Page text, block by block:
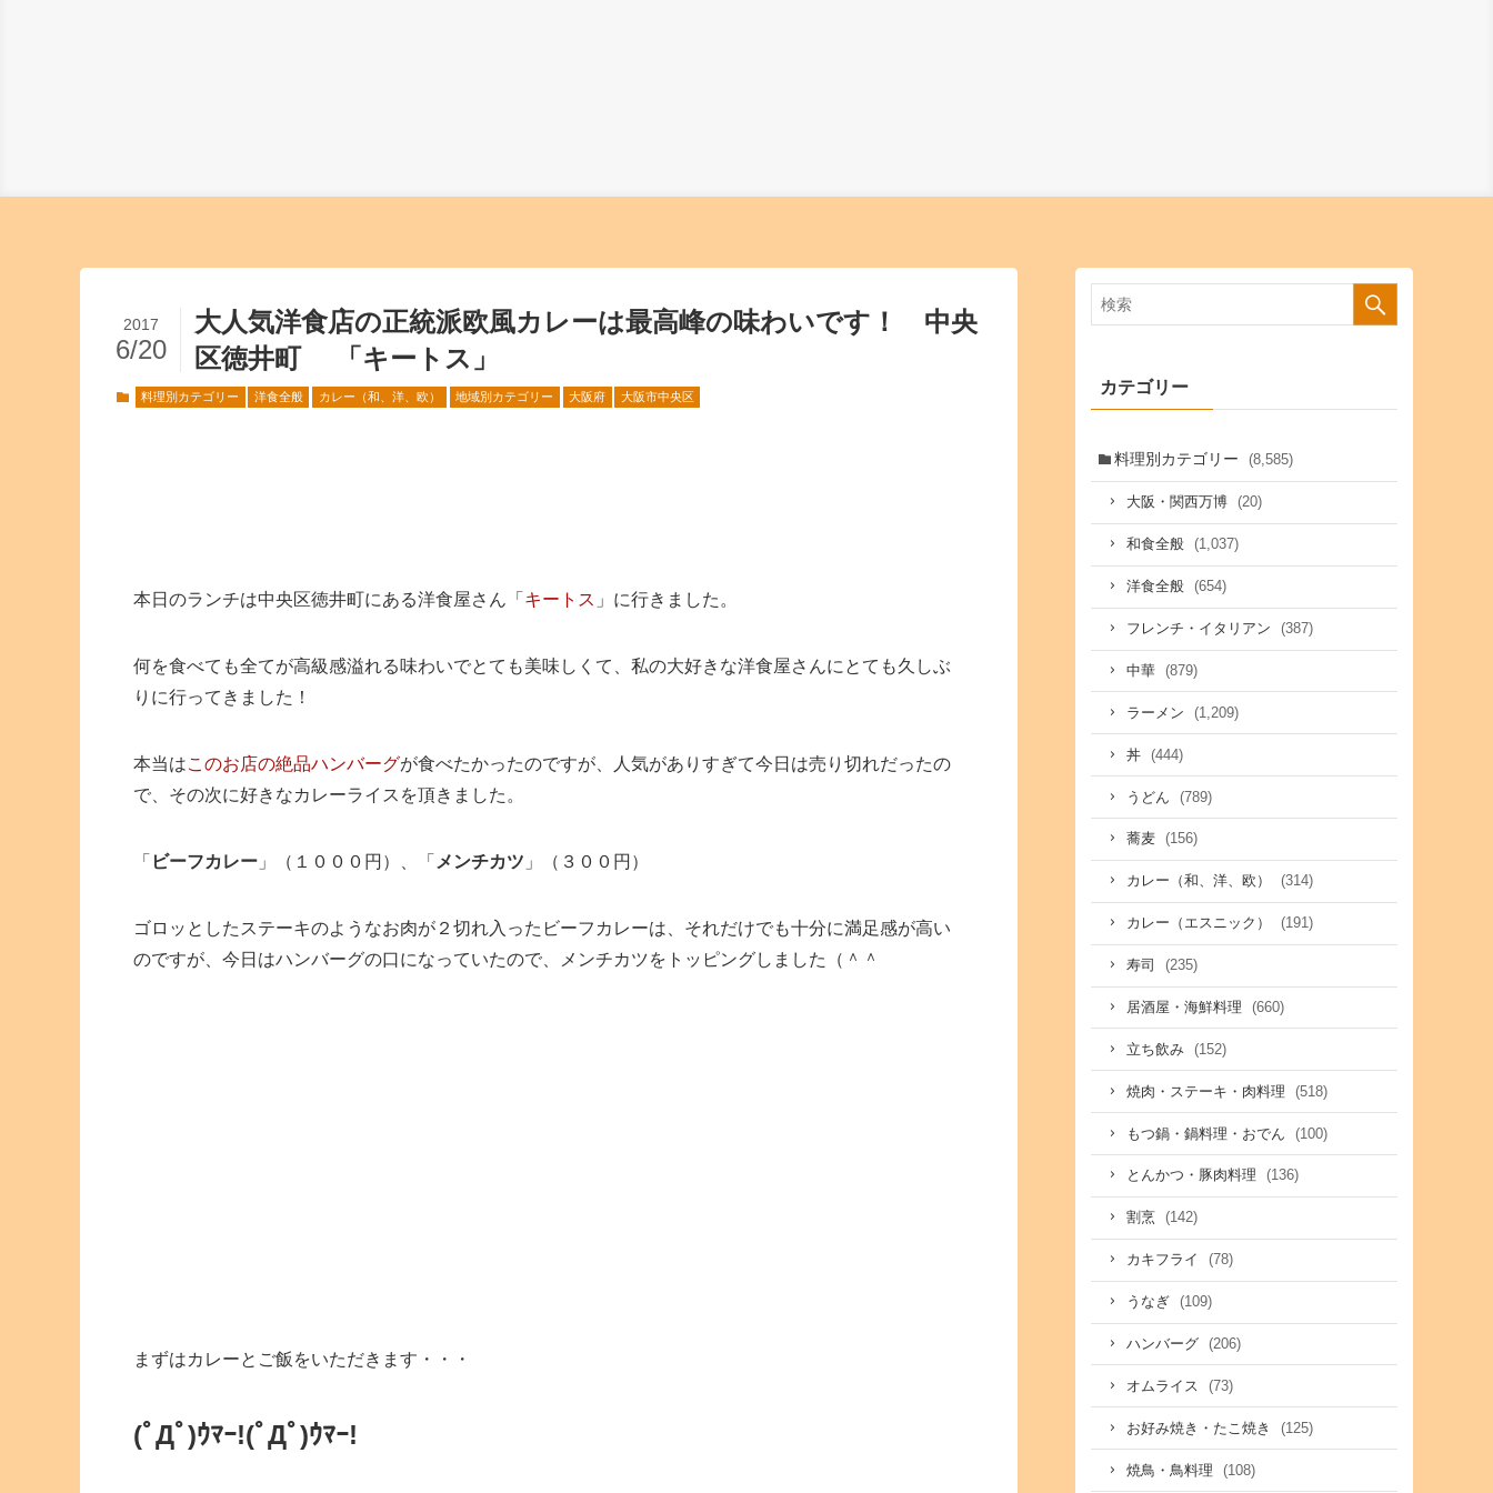
大人気洋食店の正統派欧風カレーは最高峰の味わいです！ 中央
区徳井町 「キートス」
2017
6/20
料理別カテゴリー 洋食全般 カレー（和、洋、欧） 地域別カテゴリー 大阪府 大阪市中央区
本日のランチは中央区徳井町にある洋食屋さん「 キートス 」に行きました。
何を食べても全てが高級感溢れる味わいでとても美味しくて、私の大好きな洋食屋さんにとても久しぶ
りに行ってきました！
本当はこのお店の絶品ハンバーグが食べたかったのですが、人気がありすぎて今日は売り切れだったの
で、その次に好きなカレーライスを頂きました。
「 ビーフカレー 」（１０００円）、「 メンチカツ 」（３００円）
ゴロッとしたステーキのようなお肉が２切れ入ったビーフカレーは、それだけでも十分に満足感が高い
のですが、今日はハンバーグの口になっていたので、メンチカツをトッピングしました（＾＾
まずはカレーとご飯をいただきます・・・
(ﾟДﾟ)ｳﾏｰ!(ﾟДﾟ)ｳﾏｰ!
カテゴリー
料理別カテゴリー (8,585)
大阪・関西万博 (20)
和食全般 (1,037)
洋食全般 (654)
フレンチ・イタリアン (387)
中華 (879)
ラーメン (1,209)
丼 (444)
うどん (789)
蕎麦 (156)
カレー（和、洋、欧） (314)
カレー（エスニック） (191)
寿司 (235)
居酒屋・海鮮料理 (660)
立ち飲み (152)
焼肉・ステーキ・肉料理 (518)
もつ鍋・鍋料理・おでん (100)
とんかつ・豚肉料理 (136)
割烹 (142)
カキフライ (78)
うなぎ (109)
ハンバーグ (206)
オムライス (73)
お好み焼き・たこ焼き (125)
焼鳥・鳥料理 (108)